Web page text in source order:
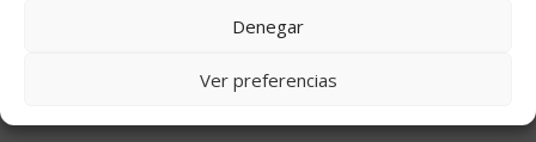
Denegar
Ver preferencias
© 2026 Decoraciones Campos• Creado con